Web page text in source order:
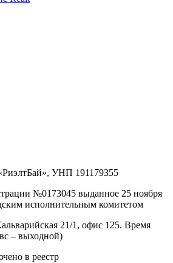
, УНП 191179355
№0173045 выданное 25 ноября
исполнительным комитетом
21/1, офис 125. Время
– выходной)
в реестр